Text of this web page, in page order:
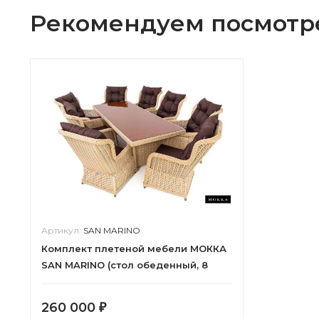
Рекомендуем
Артикул: SAN MARINO
Комплект плетеной мебели МОККА
SAN MARINO (стол обеденный, 8
260 000 ₽